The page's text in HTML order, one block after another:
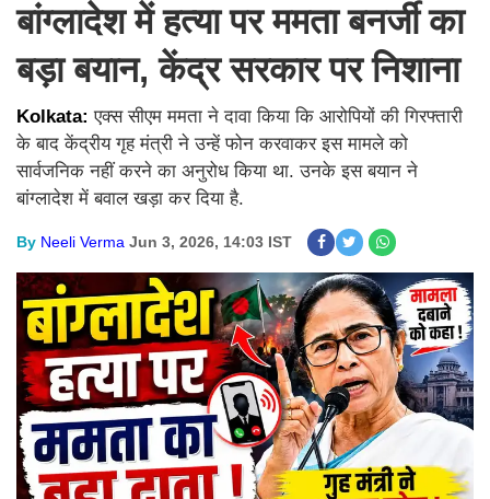
बांग्लादेश में हत्या पर ममता बनर्जी का
बड़ा बयान, केंद्र सरकार पर निशाना
Kolkata: एक्स सीएम ममता ने दावा किया कि आरोपियों की गिरफ्तारी
के बाद केंद्रीय गृह मंत्री ने उन्हें फोन करवाकर इस मामले को
सार्वजनिक नहीं करने का अनुरोध किया था. उनके इस बयान ने
बांग्लादेश में बवाल खड़ा कर दिया है.
By Neeli Verma Jun 3, 2026, 14:03 IST